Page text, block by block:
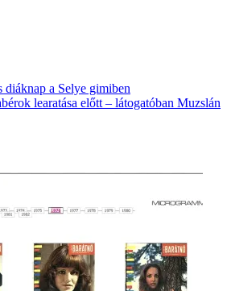
diáknap a Selye gimiben
learatása előtt – látogatóban Muzslán